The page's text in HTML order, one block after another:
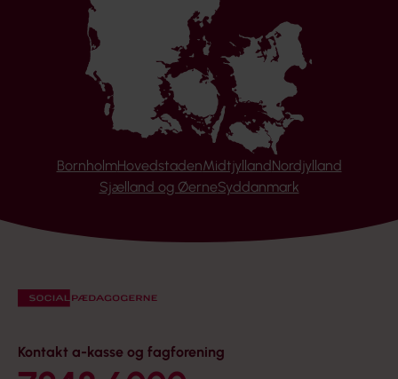
BornholmHovedstadenMidtjyllandNordjylland
Sjælland og ØerneSyddanmark
Kontakt a-kasse og fagforening